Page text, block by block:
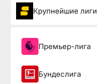
Крупнейшие лиги
Премьер-лига
Бундеслига